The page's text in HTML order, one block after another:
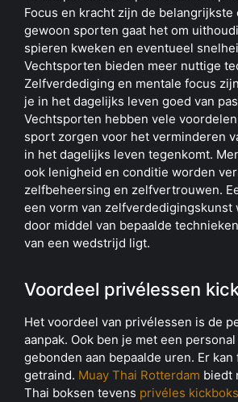
Focus en kracht zijn de belangrijkste
gewoon sporten gaat het om
spieren kweken en eventueel
Vechtsporten bieden meer nuttige
Zelfverdediging en mentale focus
je in het dagelijks leven goed van
Vechtsporten hebben vele
sport zorgen voor het verminderen
in het dagelijks leven tegenkomt.
ook lenigheid en conditie worden
zelfbeheersing en zelfvertrouwen.
een vorm van zelfverdedigingskunst
door middel van bepaalde
van een wedstrijd ligt.
Voordeel privélessen
Het voordeel van privélessen is de
aanpak. Ook ben je met een
gebonden aan bepaalde uren. Er
getraind. Muay Thai Rotterdam biedt
Thai boksen tevens privéles